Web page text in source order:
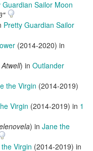
Guardian Sailor Moon
Pretty Guardian Sailor
(2014-2020) in
) in Outlander
the Virgin (2014-2019)
Virgin (2014-2019) in 1
) in Jane the
Virgin (2014-2019) in